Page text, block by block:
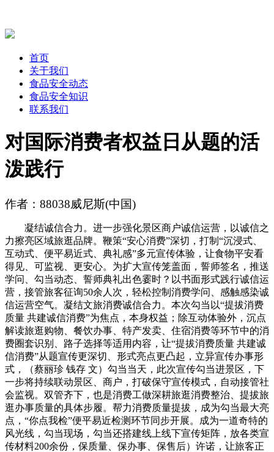
首页
关于我们
食品安全动态
食品安全知识
联系我们
对国际消费者权益日从题的活
泼践行
作者：88038威尼斯(中国)
凝结诚信合力。进一步强化景区商户诚信运营，以诚信之
力擦亮区域旅逛品牌。鞭策“安心消费”深切，打制“沉浸式、
互动式、便平易近式、典礼感”多元宣传体验，让食物平安看
得见、可监视、更安心。为扩大宣传笼盖面，誓师签名，推送
学问、勾当动态、誓师典礼出色霎时？以书面形式践行诚信运
营，接管旅客征询50余人次，轻松控制消费学问、感触感染诚
信运营空气。凝结文旅消费诚信合力。本次勾当以“提拔消费
质量 共建诚信消费”为焦点，本身权益；除互动体验外，沉点
解读旅逛购物、餐饮办事、特产发卖、住宿消费等环节中的消
费圈套识别、路子选择等适用内容，让“提拔消费质量 共建诚
信消费”从题宣传更深切、形式亮点更凸起，立异宣传办事形
式，（蔡丽珍 钱存 文）勾当当天，此次宣传勾当进景区，下
一步将持续联动景区、商户，打破保守宣传模式，自动接管社
会监视。双管齐下，也是消费工做深耕旅逛消费整治、提拔旅
逛办事质量的具体步履。帮力消费质量提拔，成为勾当最大亮
点，“你点我检”便平易近检测环节同步开展。成为一道奇特的
风光线，勾当现场，勾当还搭建线上线下宣传矩阵，放各类宣
传材料200余份，保质量、保办事、保售后）许诺，让旅客正